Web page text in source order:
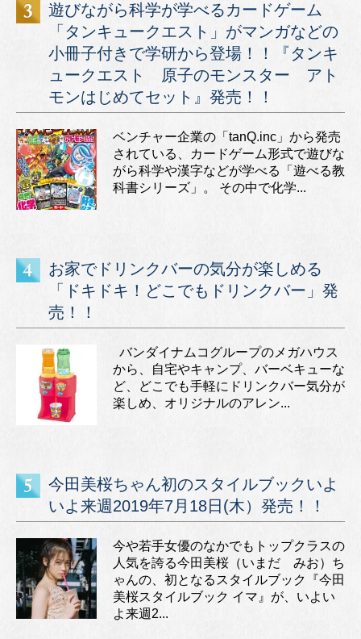
遊びながら科学が学べるカードゲーム
「タンキュークエスト」がマンガなどの
小冊子付きで学研から登場！！『タンキ
ュークエスト 原子のモンスター アト
モンはじめてセット』発売！！
ベンチャー企業の「tanQ.inc」から発売
されている、カードゲーム形式で遊びな
がら科学や漢字などが学べる「遊べる教
科書シリーズ」。 その中で化学...
お家でドリンクバーの気分が楽しめる
「ドキドキ！どこでもドリンクバー」発
売！！
バンダイナムコグループのメガハウス
から、自宅やキャンプ、バーベキューな
ど、どこでも手軽にドリンクバー気分が
楽しめ、オリジナルのアレン...
今田美桜ちゃん初のスタイルブックいよ
いよ来週2019年7月18日(木）発売！！
今や若手女優のなかでもトップクラスの
人気を誇る今田美桜（いまだ みお）ち
ゃんの、初となるスタイルブック『今田
美桜スタイルブック イマ』が、いよい
よ来週2...